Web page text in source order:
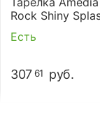
Rock Shiny
Есть
307 61 руб.